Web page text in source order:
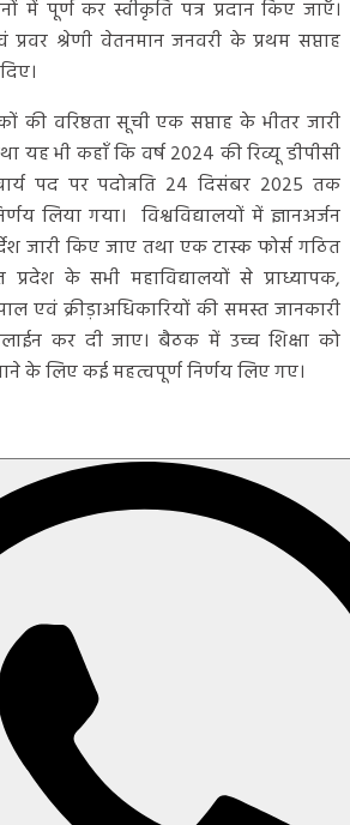
में पूर्ण कर स्वीकृति पत्र प्रदान किए जाएँ।
प्रवर श्रेणी वेतनमान जनवरी के प्रथम सप्ताह
की वरिष्ठता सूची एक सप्ताह के भीतर जारी
यह भी कहाँ कि वर्ष 2024 की रिव्यू डीपीसी
पद पर पदोन्नति 24 दिसंबर 2025 तक
लिया गया। विश्वविद्यालयों में ज्ञानअर्जन
जारी किए जाए तथा एक टास्क फोर्स गठित
के सभी महाविद्यालयों से प्राध्यापक,
एवं क्रीड़ाअधिकारियों की समस्त जानकारी
कर दी जाए। बैठक में उच्च शिक्षा को
लिए कई महत्वपूर्ण निर्णय लिए गए।